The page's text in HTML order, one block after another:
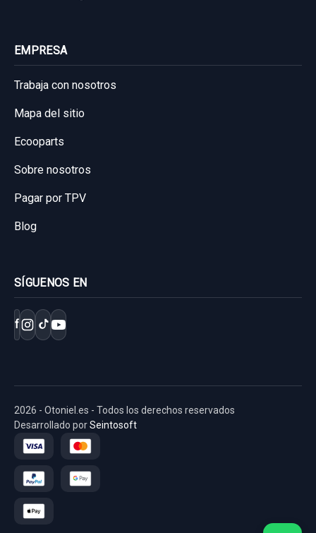
EMPRESA
Trabaja con nosotros
Mapa del sitio
Ecooparts
Sobre nosotros
Pagar por TPV
Blog
SÍGUENOS EN
f
2026 - Otoniel.es - Todos los derechos reservados
Desarrollado porSeintosoft